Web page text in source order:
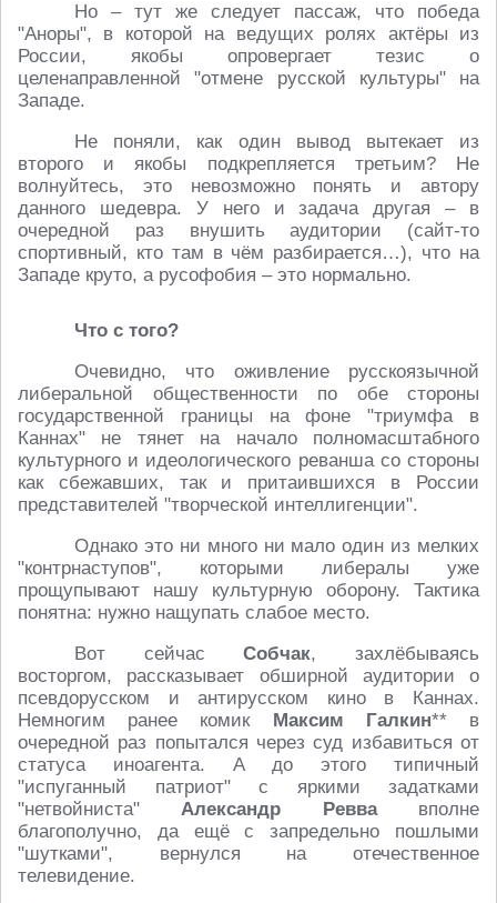
Но – тут же следует пассаж, что победа
"Аноры", в которой на ведущих ролях актёры из
России, якобы опровергает тезис о
целенаправленной "отмене русской культуры" на
Западе.
Не поняли, как один вывод вытекает из
второго и якобы подкрепляется третьим? Не
волнуйтесь, это невозможно понять и автору
данного шедевра. У него и задача другая – в
очередной раз внушить аудитории (сайт-то
спортивный, кто там в чём разбирается…), что на
Западе круто, а русофобия – это нормально.
Что с того?
Очевидно, что оживление русскоязычной
либеральной общественности по обе стороны
государственной границы на фоне "триумфа в
Каннах" не тянет на начало полномасштабного
культурного и идеологического реванша со стороны
как сбежавших, так и притаившихся в России
представителей "творческой интеллигенции".
Однако это ни много ни мало один из мелких
"контрнаступов", которыми либералы уже
прощупывают нашу культурную оборону. Тактика
понятна: нужно нащупать слабое место.
Вот сейчасСобчак, захлёбываясь
восторгом, рассказывает обширной аудитории о
псевдорусском и антирусском кино в Каннах.
Немногим ранее комик Максим Галкин** в
очередной раз попытался через суд избавиться от
статуса иноагента. А до этого типичный
"испуганный патриот" с яркими задатками
"нетвойниста"Александр Реввавполне
благополучно, да ещё с запредельно пошлыми
"шутками", вернулся на отечественное
телевидение.